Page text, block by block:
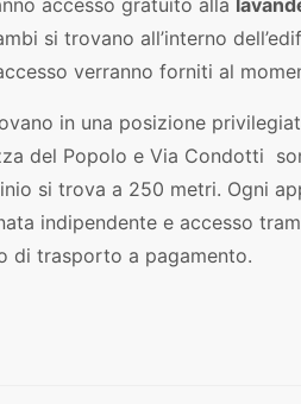
accesso gratuito alla
si trovano all’interno
verranno forniti al
in una posizione
del Popolo e Via Condotti
si trova a 250 metri. Ogni
indipendente e accesso
di trasporto a pagamento.